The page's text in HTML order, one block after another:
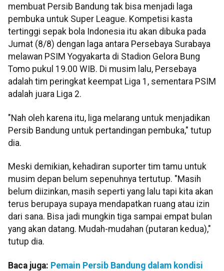
membuat Persib Bandung tak bisa menjadi laga
pembuka untuk Super League. Kompetisi kasta
tertinggi sepak bola Indonesia itu akan dibuka pada
Jumat (8/8) dengan laga antara Persebaya Surabaya
melawan PSIM Yogyakarta di Stadion Gelora Bung
Tomo pukul 19.00 WIB. Di musim lalu, Persebaya
adalah tim peringkat keempat Liga 1, sementara PSIM
adalah juara Liga 2.
"Nah oleh karena itu, liga melarang untuk menjadikan
Persib Bandung untuk pertandingan pembuka," tutup
dia.
Meski demikian, kehadiran suporter tim tamu untuk
musim depan belum sepenuhnya tertutup. "Masih
belum diizinkan, masih seperti yang lalu tapi kita akan
terus berupaya supaya mendapatkan ruang atau izin
dari sana. Bisa jadi mungkin tiga sampai empat bulan
yang akan datang. Mudah-mudahan (putaran kedua),"
tutup dia.
Baca juga: Pemain Persib Bandung dalam kondisi